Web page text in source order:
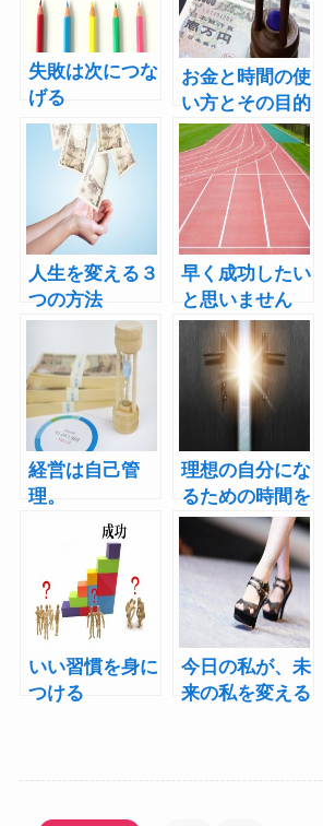
失敗は次につな
げる
お金と時間の使
い方とその目的
人生を変える３
つの方法
早く成功したい
と思いません
か？
経営は自己管
理。
理想の自分にな
るための時間を
確保してます
か？
いい習慣を身に
つける
今日の私が、未
来の私を変える